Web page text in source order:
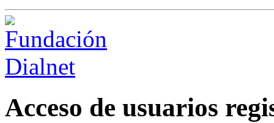
Acceso de usuarios